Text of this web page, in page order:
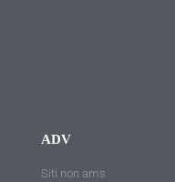
ADV
Siti non ams